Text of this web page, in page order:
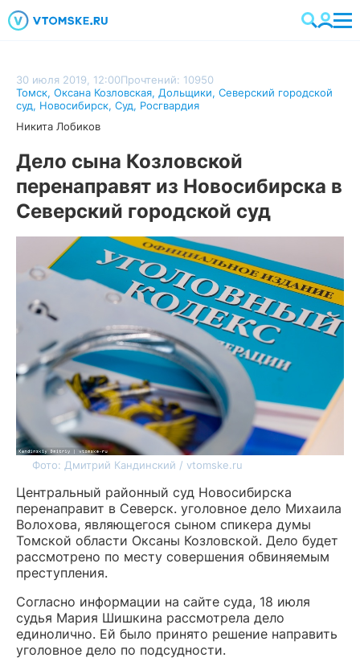
30 июля 2019, 12:00Прочтений: 10950
Томск, Оксана Козловская, Дольщики, Северский городской
суд, Новосибирск, Суд, Росгвардия
Никита Лобиков
Дело сына Козловской
перенаправят из Новосибирска в
Северский городской суд
Фото: Дмитрий Кандинский / vtomske.ru
Центральный районный суд Новосибирска
перенаправит в Северск. уголовное дело Михаила
Волохова, являющегося сыном спикера думы
Томской области Оксаны Козловской. Дело будет
рассмотрено по месту совершения обвиняемым
преступления.
Согласно информации на сайте суда, 18 июля
судья Мария Шишкина рассмотрела дело
единолично. Ей было принято решение направить
уголовное дело по подсудности.